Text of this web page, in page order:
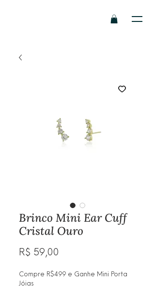
Brinco Mini Ear Cuff
Cristal Ouro
R$ 59,00
Compre R$499 e Ganhe Mini Porta
Jóias